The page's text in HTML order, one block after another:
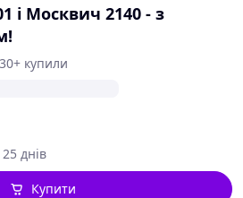
і Москвич 2140 - з
купили
днів
Купити